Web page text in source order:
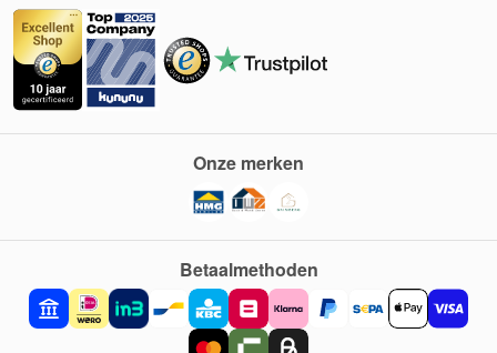
Betaalmethoden
Onze merken